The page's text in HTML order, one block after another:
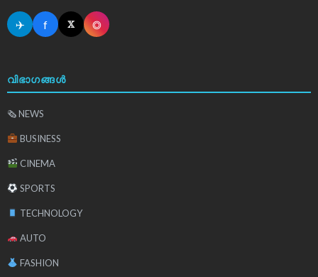
✈ f 𝕏 ◎
വിഭാഗങ്ങൾ
🗞 NEWS
BUSINESS
CINEMA
SPORTS
TECHNOLOGY
AUTO
FASHION